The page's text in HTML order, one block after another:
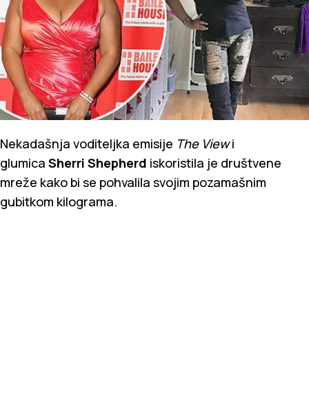
Nekadašnja voditeljka emisije The Viewi
glumica Sherri Shepherd iskoristila je društvene
mreže kako bi se pohvalila svojim pozamašnim
gubitkom kilograma.